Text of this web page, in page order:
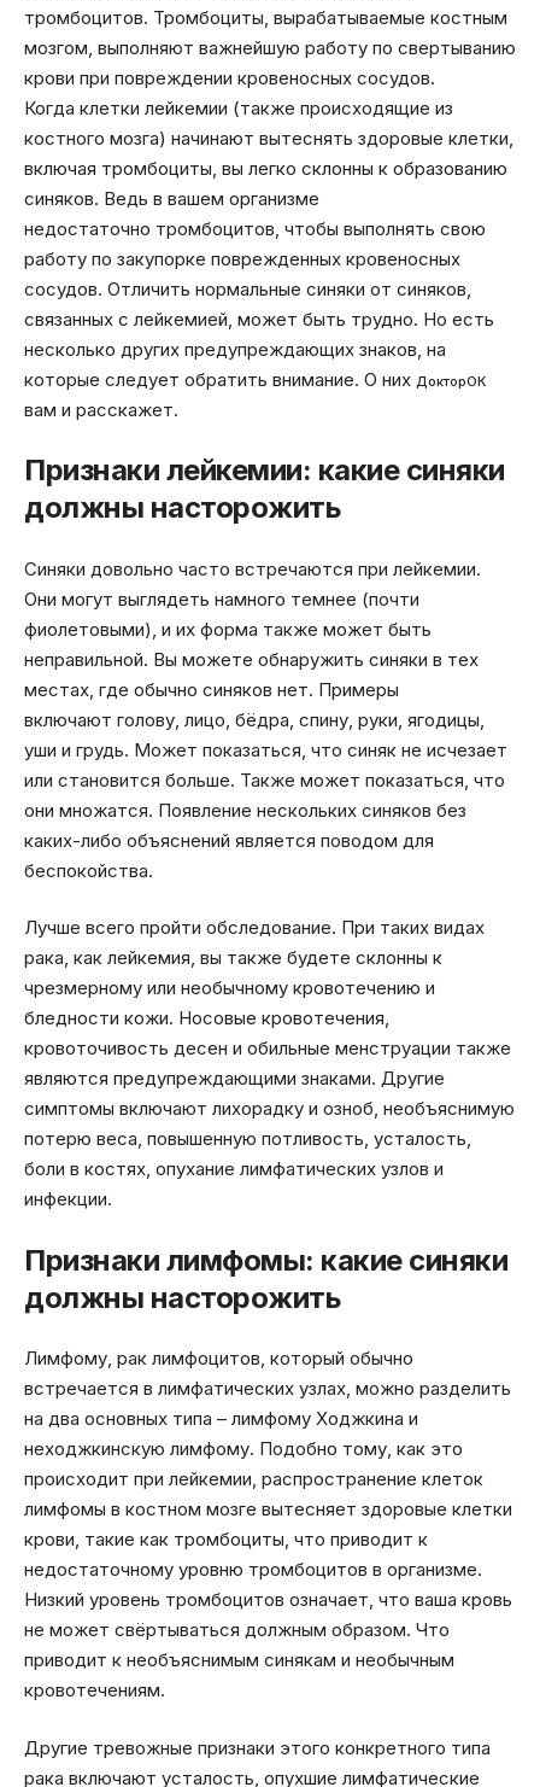
тромбоцитов. Тромбоциты, вырабатываемые костным
мозгом, выполняют важнейшую работу по свертыванию
крови при повреждении кровеносных сосудов.
Когда клетки лейкемии (также происходящие из
костного мозга) начинают вытеснять здоровые клетки,
включая тромбоциты, вы легко склонны к образованию
синяков. Ведь в вашем организме
недостаточно тромбоцитов, чтобы выполнять свою
работу по закупорке поврежденных кровеносных
сосудов. Отличить нормальные синяки от синяков,
связанных с лейкемией, может быть трудно. Но есть
несколько других предупреждающих знаков, на
которые следует обратить внимание. О них ДокторОК
вам и расскажет.
Признаки лейкемии: какие синяки
должны насторожить
Синяки довольно часто встречаются при лейкемии.
Они могут выглядеть намного темнее (почти
фиолетовыми), и их форма также может быть
неправильной. Вы можете обнаружить синяки в тех
местах, где обычно синяков нет. Примеры
включают голову, лицо, бёдра, спину, руки, ягодицы,
уши и грудь. Может показаться, что синяк не исчезает
или становится больше. Также может показаться, что
они множатся. Появление нескольких синяков без
каких-либо объяснений является поводом для
беспокойства.
Лучше всего пройти обследование. При таких видах
рака, как лейкемия, вы также будете склонны к
чрезмерному или необычному кровотечению и
бледности кожи. Носовые кровотечения,
кровоточивость десен и обильные менструации также
являются предупреждающими знаками. Другие
симптомы включают лихорадку и озноб, необъяснимую
потерю веса, повышенную потливость, усталость,
боли в костях, опухание лимфатических узлов и
инфекции.
Признаки лимфомы: какие синяки
должны насторожить
Лимфому, рак лимфоцитов, который обычно
встречается в лимфатических узлах, можно разделить
на два основных типа – лимфому Ходжкина и
неходжкинскую лимфому. Подобно тому, как это
происходит при лейкемии, распространение клеток
лимфомы в костном мозге вытесняет здоровые клетки
крови, такие как тромбоциты, что приводит к
недостаточному уровню тромбоцитов в организме.
Низкий уровень тромбоцитов означает, что ваша кровь
не может свёртываться должным образом. Что
приводит к необъяснимым синякам и необычным
кровотечениям.
Другие тревожные признаки этого конкретного типа
рака включают усталость, опухшие лимфатические